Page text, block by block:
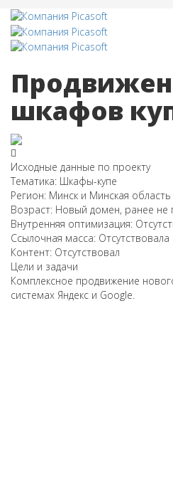
шкафов
Исходные данные по проекту
Тематика: Шкафы-купе
Регион: Минск и Минская область
Возраст: Новый домен, ранее не
Внутренняя оптимизация:
Ссылочная масса: Отсутствовала
Контент: Отсутствовал
Цели и задачи
Комплексное продвижение
системах Яндекс и Google.